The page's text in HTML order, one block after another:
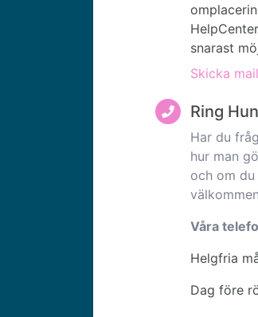
snarast
Skicka mail
Ring
Har du
hur man
och om
Våra
Helgfria
Dag före